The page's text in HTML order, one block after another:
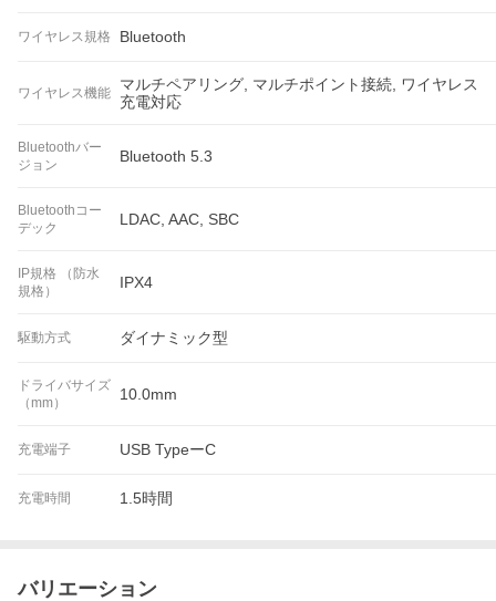
ワイヤレス規格 Bluetooth
ワイヤレス機能
マルチペアリング, マルチポイント接続, ワイヤレス
充電対応
Bluetoothバー
ジョン
Bluetooth 5.3
Bluetoothコー
デック
LDAC, AAC, SBC
IP規格 （防水
規格）
IPX4
駆動方式 ダイナミック型
ドライバサイズ
（mm）
10.0mm
充電端子 USB TypeーC
充電時間 1.5時間
バリエーション